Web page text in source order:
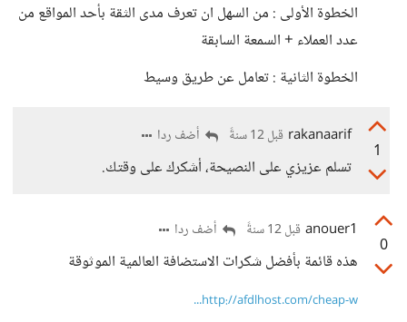
الخطوة الأولى : من السهل ان تعرف مدى الثقة بأحد المواقع من
عدد العملاء + السمعة السابقة
الخطوة الثانية : تعامل عن طريق وسيط
1
rakanaarif قبل 12 سنةً أضف ردا
تسلم عزيزي على النصيحة، أشكرك على وقتك.
0
anouer1 قبل 12 سنةً أضف ردا
هذه قائمة بأفضل شكرات الاستضافة العالمية الموثوقة
http://afdlhost.com/cheap-w...